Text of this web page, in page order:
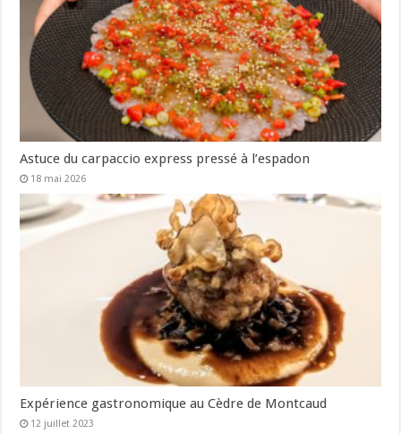
Astuce du carpaccio express pressé à l’espadon
18 mai 2026
Expérience gastronomique au Cèdre de Montcaud
12 juillet 2023